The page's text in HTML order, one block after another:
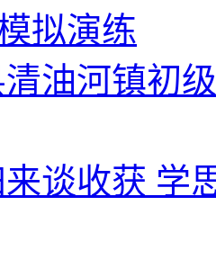
拟演练
油河镇初
谈收获 学